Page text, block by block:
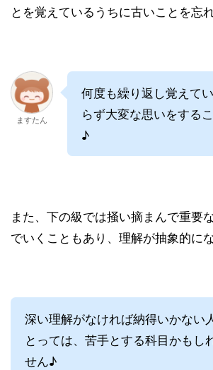
とを覚えているうちに古いことを忘
ますたん
何度も繰り返し覚えて
らず大変な思いをする
♪
また、下の級では掻い摘まんで重要
でいくこともあり、理解が抽象的にな
深い理解がなければ納得いかない
とっては、苦手とする科目かもし
せん♪